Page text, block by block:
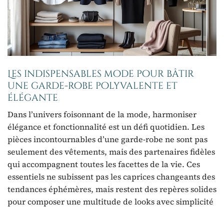
Les indispensables mode pour bâtir
une garde-robe polyvalente et
élégante
Dans l’univers foisonnant de la mode, harmoniser
élégance et fonctionnalité est un défi quotidien. Les
pièces incontournables d’une garde-robe ne sont pas
seulement des vêtements, mais des partenaires fidèles
qui accompagnent toutes les facettes de la vie. Ces
essentiels ne subissent pas les caprices changeants des
tendances éphémères, mais restent des repères solides
pour composer une multitude de looks avec simplicité